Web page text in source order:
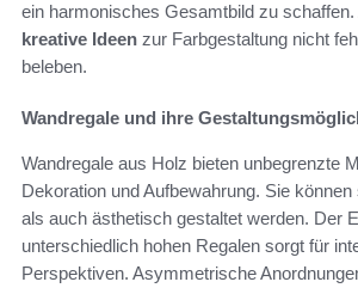
ein harmonisches Gesamtbild zu
kreative Ideen zur Farbgestaltung nicht
beleben.
Wandregale und ihre
Wandregale aus Holz bieten unbegrenzte
Dekoration und Aufbewahrung. Sie
als auch ästhetisch gestaltet werden. Der
unterschiedlich hohen Regalen sorgt für
Perspektiven. Asymmetrische